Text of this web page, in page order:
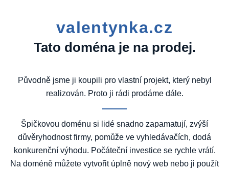
valentynka.cz
Tato doména je na prodej.
Původně jsme ji koupili pro vlastní projekt, který nebyl
realizován. Proto ji rádi prodáme dále.
Špičkovou doménu si lidé snadno zapamatují, zvýší
důvěryhodnost firmy, pomůže ve vyhledávačích, dodá
konkurenční výhodu. Počáteční investice se rychle vrátí.
Na doméně můžete vytvořit úplně nový web nebo ji použít